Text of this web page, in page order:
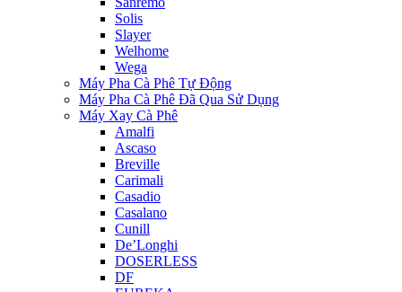
Solis
Slayer
Welhome
Wega
Máy Pha Cà Phê Tự Động
Máy Pha Cà Phê Đã Qua Sử Dụng
Máy Xay Cà Phê
Amalfi
Ascaso
Breville
Carimali
Casadio
Casalano
Cunill
De’Longhi
DOSERLESS
DF